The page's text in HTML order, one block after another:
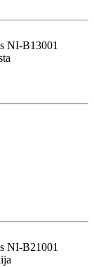
NI-B13001
NI-B21001